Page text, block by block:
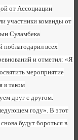
от Ассоциации
участники команды от
Суламбека
поблагодарил всех
и отметил: «Я
мероприятие
в таком
друг с другом.
году». В этот
будут бороться в